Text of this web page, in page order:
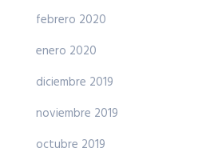
febrero 2020
enero 2020
diciembre 2019
noviembre 2019
octubre 2019